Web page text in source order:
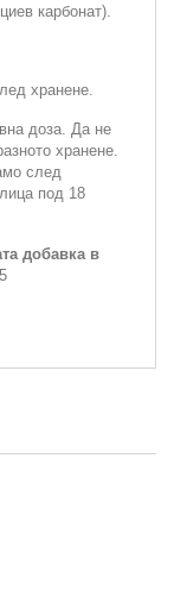
карбонат).
хранене.
доза. Да не
хранене.
след
под 18
добавка в